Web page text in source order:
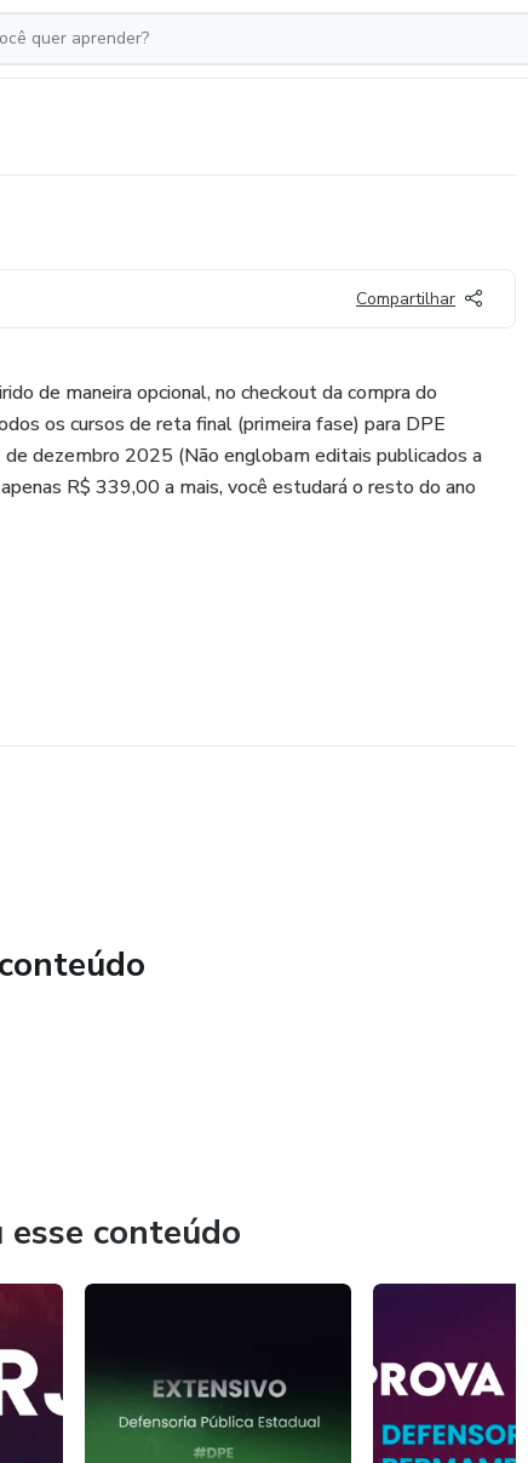
Compartilhar
de maneira opcional, no checkout da compra do
os cursos de reta final (primeira fase) para DPE
dezembro 2025 (Não englobam editais publicados a
R$ 339,00 a mais, você estudará o resto do ano
conteúdo